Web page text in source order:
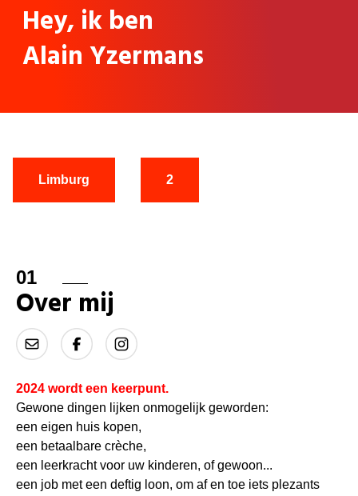
Hey, ik ben
Alain Yzermans
Limburg 2
01
Over mij
2024 wordt een keerpunt.
Gewone dingen lijken onmogelijk geworden:
een eigen huis kopen,
een betaalbare crèche,
een leerkracht voor uw kinderen, of gewoon...
een job met een deftig loon, om af en toe iets plezants